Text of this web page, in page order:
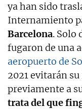
ya han sido
Internamiento
Barcelona. Solo
fugaron de una
aeropuerto de
2021 evitarán
previamente a
trata del que